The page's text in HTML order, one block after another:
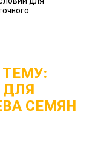
ДЛЯ
СЕМЯН